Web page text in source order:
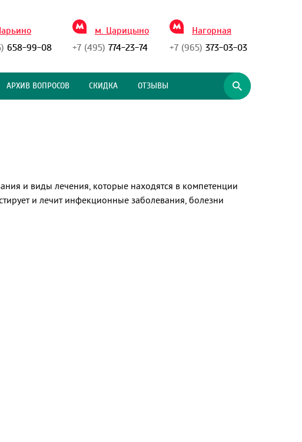
658-99-08
м. Царицыно
+7 (495) 774-23-74
Нагорная
+7 (965) 373-03-03
АРХИВ ВОПРОСОВ СКИДКА ОТЗЫВЫ
и виды лечения, которые находятся в компетенции
и лечит инфекционные заболевания, болезни